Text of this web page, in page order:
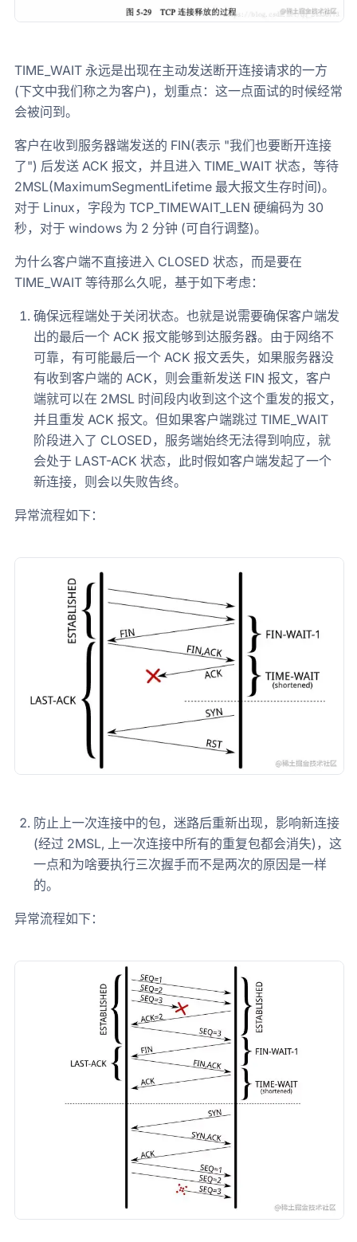
TIME_WAIT 永远是出现在主动发送断开连接请求的一方
(下文中我们称之为客户)，划重点：这一点面试的时候经常
会被问到。
客户在收到服务器端发送的 FIN(表示 "我们也要断开连接
了") 后发送 ACK 报文，并且进入 TIME_WAIT 状态，等待
2MSL(MaximumSegmentLifetime 最大报文生存时间)。
对于 Linux，字段为 TCP_TIMEWAIT_LEN 硬编码为 30
秒，对于 windows 为 2 分钟 (可自行调整)。
为什么客户端不直接进入 CLOSED 状态，而是要在
TIME_WAIT 等待那么久呢，基于如下考虑：
确保远程端处于关闭状态。也就是说需要确保客户端发
出的最后一个 ACK 报文能够到达服务器。由于网络不
可靠，有可能最后一个 ACK 报文丢失，如果服务器没
有收到客户端的 ACK，则会重新发送 FIN 报文，客户
端就可以在 2MSL 时间段内收到这个这个重发的报文，
并且重发 ACK 报文。但如果客户端跳过 TIME_WAIT
阶段进入了 CLOSED，服务端始终无法得到响应，就
会处于 LAST-ACK 状态，此时假如客户端发起了一个
新连接，则会以失败告终。
异常流程如下：
防止上一次连接中的包，迷路后重新出现，影响新连接
(经过 2MSL, 上一次连接中所有的重复包都会消失)，这
一点和为啥要执行三次握手而不是两次的原因是一样
的。
异常流程如下：